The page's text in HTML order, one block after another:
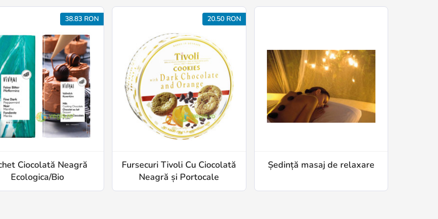
38.83 RON
Ciocolată Neagră
Ecologica/Bio
20.50 RON
Fursecuri Tivoli Cu Ciocolată
Neagră și Portocale
Ședință masaj de relaxare